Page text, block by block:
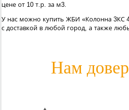
цене от 10 т.р. за м3.
У нас можно купить ЖБИ «Колонна 3КС
с доставкой в любой город, а также
Нам